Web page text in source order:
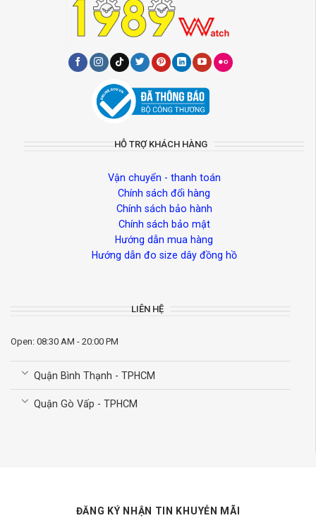
HỖ TRỢ KHÁCH HÀNG
Vận chuyển - thanh toán
Chính sách đổi hàng
Chính sách bảo hành
Chính sách bảo mật
Hướng dẫn mua hàng
Hướng dẫn đo size dây đồng hồ
LIÊN HỆ
Open: 08:30 AM - 20:00 PM
Quận Bình Thạnh - TPHCM
Quận Gò Vấp - TPHCM
ĐĂNG KÝ NHẬN TIN KHUYỄN MÃI